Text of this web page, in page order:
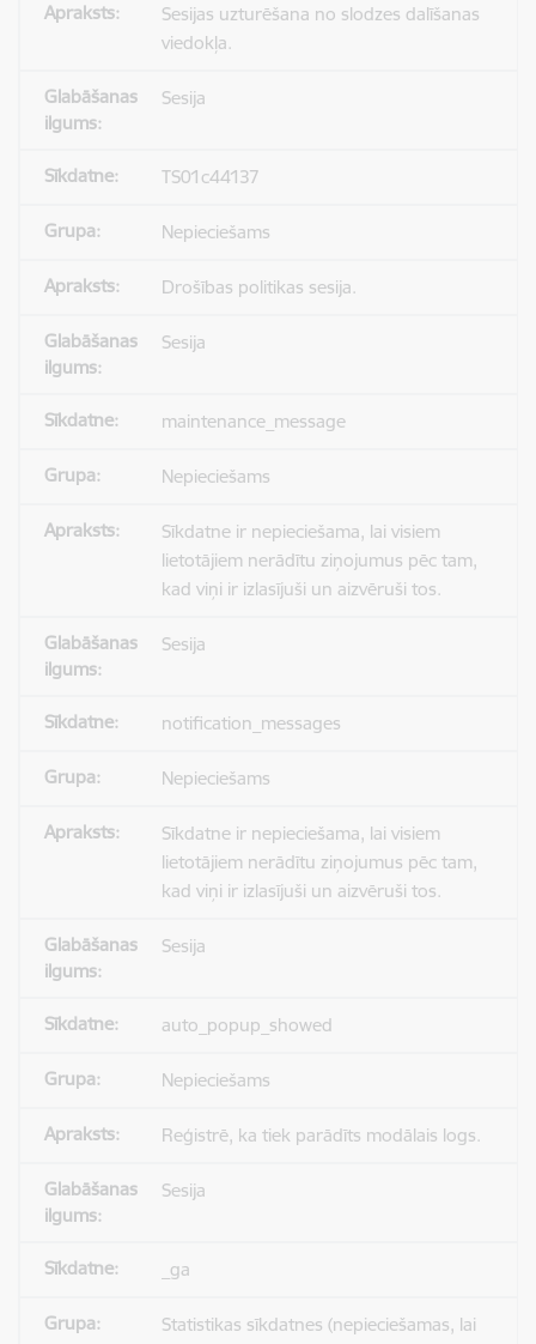
Sesijas uzturēšana no slodzes dalīšanas
viedokļa.
Sesija
TS01c44137
Nepieciešams
Drošības politikas sesija.
Sesija
maintenance_message
Nepieciešams
Sīkdatne ir nepieciešama, lai visiem
lietotājiem nerādītu ziņojumus pēc tam,
kad viņi ir izlasījuši un aizvēruši tos.
Sesija
notification_messages
Nepieciešams
Sīkdatne ir nepieciešama, lai visiem
lietotājiem nerādītu ziņojumus pēc tam,
kad viņi ir izlasījuši un aizvēruši tos.
Sesija
auto_popup_showed
Nepieciešams
Reģistrē, ka tiek parādīts modālais logs.
Sesija
_ga
Statistikas sīkdatnes (nepieciešamas, lai